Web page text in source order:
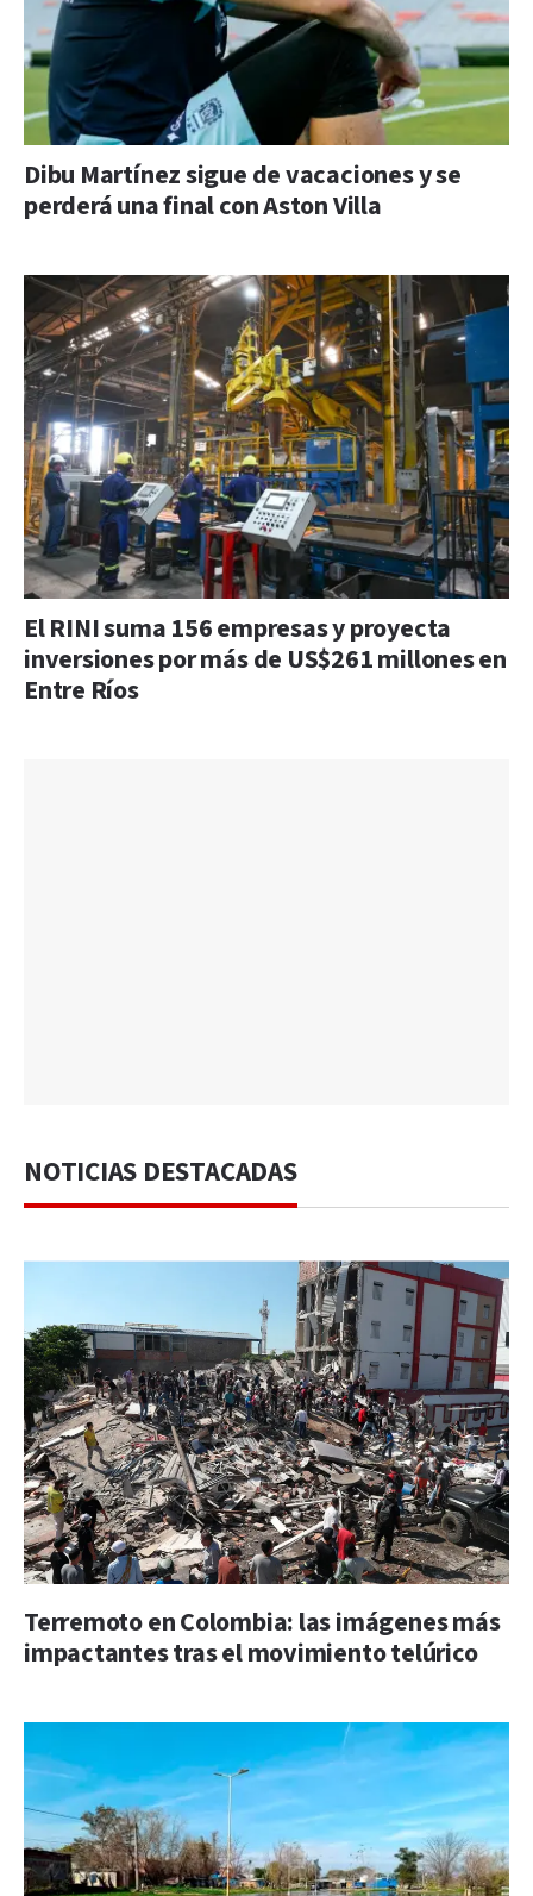
Dibu Martínez sigue de vacaciones y se
perderá una final con Aston Villa
El RINI suma 156 empresas y proyecta
inversiones por más de US$261 millones en
Entre Ríos
NOTICIAS DESTACADAS
Terremoto en Colombia: las imágenes más
impactantes tras el movimiento telúrico